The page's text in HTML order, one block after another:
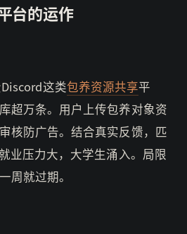
台的运作
这类包养资源共享平
超万条。用户上传包养对象资
核防广告。结合真实反馈，匹
业压力大，大学生涌入。局限
周就过期。